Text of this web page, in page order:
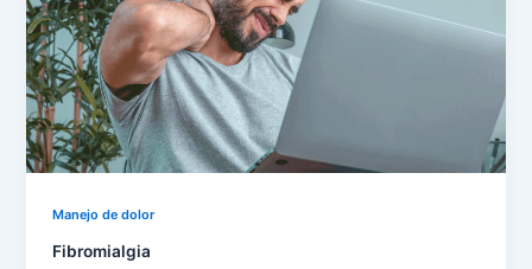
Manejo de dolor
Fibromialgia